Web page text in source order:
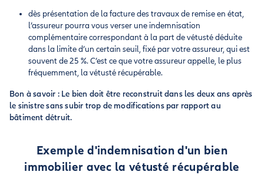
dès présentation de la facture des travaux de remise en état,
l’assureur pourra vous verser une indemnisation
complémentaire correspondant à la part de vétusté déduite
dans la limite d’un certain seuil, fixé par votre assureur, qui est
souvent de 25 %. C’est ce que votre assureur appelle, le plus
fréquemment, la vétusté récupérable.
Bon à savoir : Le bien doit être reconstruit dans les deux ans après
le sinistre sans subir trop de modifications par rapport au
bâtiment détruit.
Exemple d'indemnisation d'un bien
immobilier avec la vétusté récupérable